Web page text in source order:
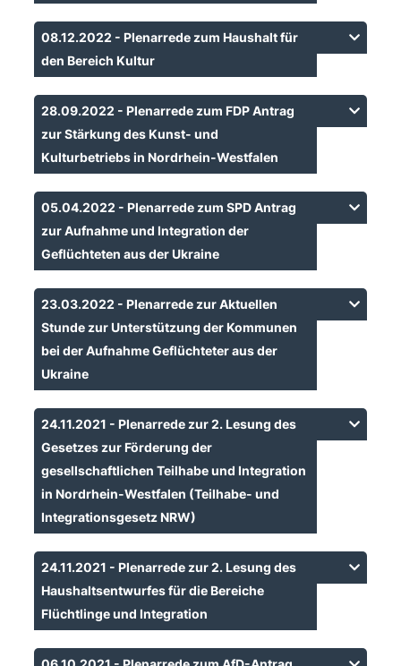
08.12.2022 - Plenarrede zum Haushalt für
den Bereich Kultur
28.09.2022 - Plenarrede zum FDP Antrag
zur Stärkung des Kunst- und
Kulturbetriebs in Nordrhein-Westfalen
05.04.2022 - Plenarrede zum SPD Antrag
zur Aufnahme und Integration der
Geflüchteten aus der Ukraine
23.03.2022 - Plenarrede zur Aktuellen
Stunde zur Unterstützung der Kommunen
bei der Aufnahme Geflüchteter aus der
Ukraine
24.11.2021 - Plenarrede zur 2. Lesung des
Gesetzes zur Förderung der
gesellschaftlichen Teilhabe und Integration
in Nordrhein-Westfalen (Teilhabe- und
Integrationsgesetz NRW)
24.11.2021 - Plenarrede zur 2. Lesung des
Haushaltsentwurfes für die Bereiche
Flüchtlinge und Integration